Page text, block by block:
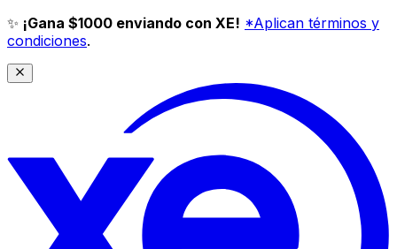
✨ ¡Gana $1000 enviando con XE! *Aplican términos y
condiciones.